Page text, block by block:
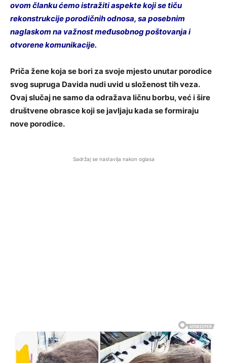
ovom članku ćemo istražiti aspekte koji se tiču
rekonstrukcije porodičnih odnosa, sa posebnim
naglaskom na važnost međusobnog poštovanja i
otvorene komunikacije.
Priča žene koja se bori za svoje mjesto unutar porodice
svog supruga Davida nudi uvid u složenost tih veza.
Ovaj slučaj ne samo da odražava ličnu borbu, već i šire
društvene obrasce koji se javljaju kada se formiraju
nove porodice.
Sadržaj se nastavlja nakon oglasa